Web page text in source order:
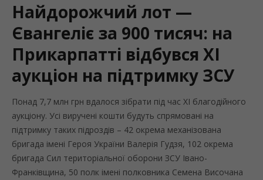
Найдорожчий лот —
Євангеліє за 900 тисяч: на
Прикарпатті відбувся ХІ
аукціон на підтримку ЗСУ
Понад 7,7 млн грн вдалося зібрати під час ХІ благодійного
аукціону. Усі виручені кошти будуть спрямовані на
підтримку таких підроздів – 42 окрема механізована
бригада імені Героя України Валерія Гудзя, 102 окрема
бригада Сил територіальної оборони ЗСУ Івано-
Франківщина, 50 полк імені полковника Семена Височана